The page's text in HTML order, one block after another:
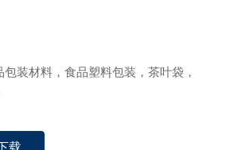
装材料，食品塑料包装，茶叶袋，
载